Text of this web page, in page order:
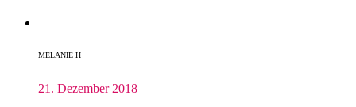
MELANIE H
21. Dezember 2018